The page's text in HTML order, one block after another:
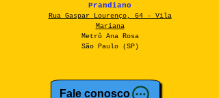
Prandiano
Rua Gaspar Lourenço, 64 - Vila
Mariana
Metrô Ana Rosa
São Paulo (SP)
Fale conosco